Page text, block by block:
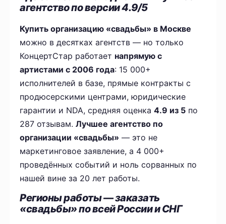
агентство по версии 4.9/5
Купить организацию «свадьбы» в Москве
можно в десятках агентств — но только
КонцертСтар работает напрямую с
артистами с 2006 года: 15 000+
исполнителей в базе, прямые контракты с
продюсерскими центрами, юридические
гарантии и NDA, средняя оценка4.9 из 5 по
287 отзывам.Лучшее агентство по
организации «свадьбы» — это не
маркетинговое заявление, а 4 000+
проведённых событий и ноль сорванных по
нашей вине за 20 лет работы.
Регионы работы — заказать
«свадьбы» по всей России и СНГ